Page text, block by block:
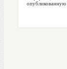
опубликованную